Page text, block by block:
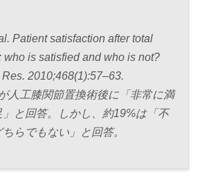
Patient satisfaction after total
who is satisfied and who is not?
2010;468(1):57–63.
人工膝関節置換術後に「非常に満
と回答。しかし、約19%は「不
らでもない」と回答。